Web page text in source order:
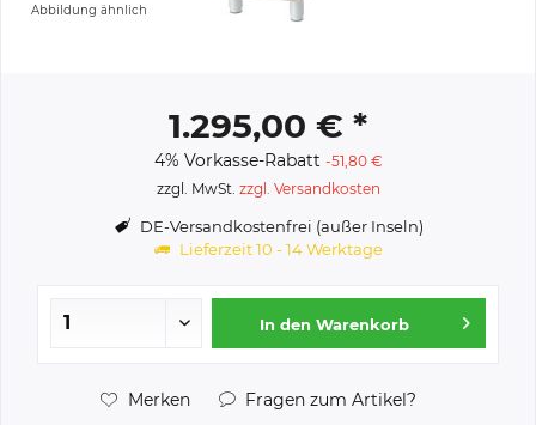
Abbildung ähnlich
1.295,00 € *
4% Vorkasse-Rabatt -51,80 €
zzgl. MwSt. zzgl. Versandkosten
DE-Versandkostenfrei (außer Inseln)
Lieferzeit 10 - 14 Werktage
In den Warenkorb
Merken Fragen zum Artikel?